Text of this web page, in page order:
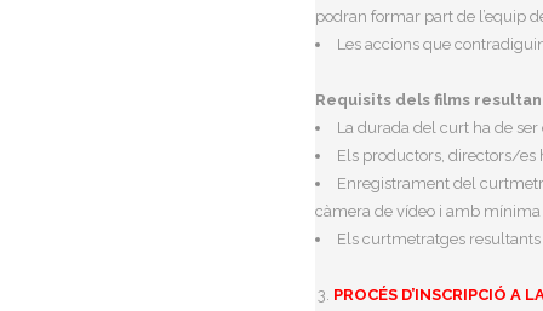
podran formar part de l’equip
Les accions que
Requisits dels films
La durada del curt ha de
Els productors, directors/es
Enregistrament del
càmera de vídeo i amb
Els curtmetratges
PROCÉS D’INSCRIPCIÓ A